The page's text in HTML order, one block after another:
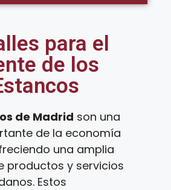
para el
de los
de Madrid son una
de la economía
una amplia
productos y servicios
Estos